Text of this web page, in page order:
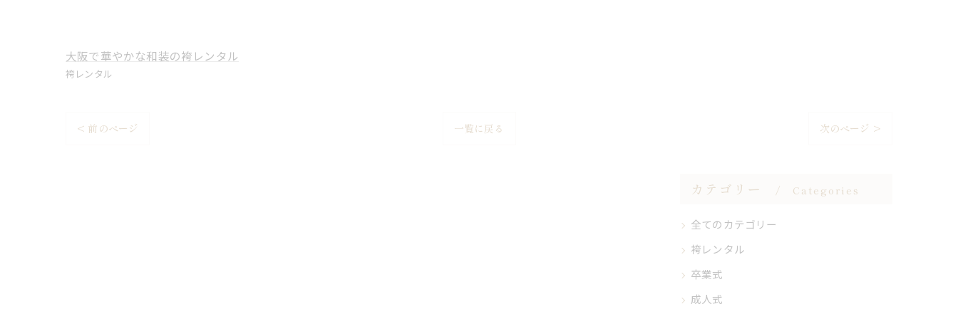
大阪で華やかな和装の袴レンタル
袴レンタル
< 前のページ 一覧に戻る 次のページ >
カテゴリー Categories
全てのカテゴリー
袴レンタル
卒業式
成人式